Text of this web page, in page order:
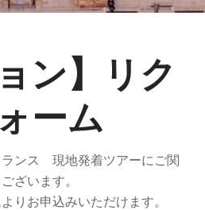
ン】リク
ーム
ランス 現地発着ツアーにご関
ざいます。
りお申込みいただけます。